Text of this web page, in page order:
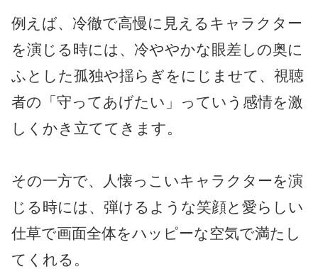
例えば、冷徹で高慢に見えるキャラクター
を演じる時には、冷ややかな眼差しの奥に
ふとした孤独や揺らぎをにじませて、視聴
者の「守ってあげたい」っていう感情を激
しくかき立ててきます。
その一方で、人懐っこいキャラクターを演
じる時には、弾けるような笑顔と愛らしい
仕草で画面全体をハッピーな空気で満たし
てくれる。